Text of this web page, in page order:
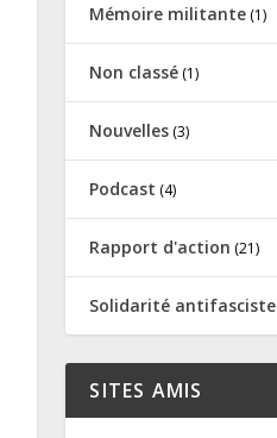
Mémoire militante (1)
Non classé (1)
Nouvelles (3)
Podcast (4)
Rapport d'action (21)
Solidarité antifasciste
SITES AMIS